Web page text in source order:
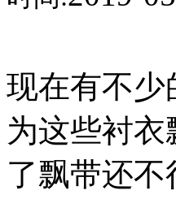
现在有不少
为这些衬
了飘带还